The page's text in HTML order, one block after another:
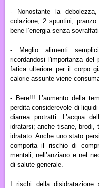
- Nonostante la
colazione, 2 spuntini,
bene l’energia senza
- Meglio alimenti
ricordandosi l'importanza del
fatica ulteriore per il corpo
calorie assunte viene
- Bere!!! L’aumento della
perdita considerevole di
diarrea protratti. L’acqua
idratarsi; anche tisane, brodi,
idratato.Anche uno stato
comporta il rischio di
mentali; nell’anziano e nel
di salute generale.
I rischi della